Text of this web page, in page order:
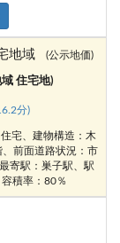
地域 (公示地価)
住宅地)
分)
宅、建物構造：木
前面道路状況：市
寄駅：巣子駅、駅
積率：80％